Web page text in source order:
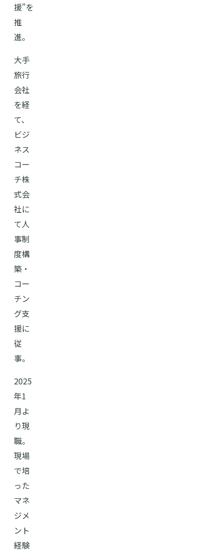
援”を
推
進。
大手
旅行
会社
を経
て、
ビジ
ネス
コー
チ株
式会
社に
て人
事制
度構
築・
コー
チン
グ支
援に
従
事。
2025
年1
月よ
り現
職。
現場
で培
った
マネ
ジメ
ント
経験